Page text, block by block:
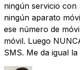
ningún servicio con
ningún aparato
ese número de
móvil. Luego
SMS. Me da igual